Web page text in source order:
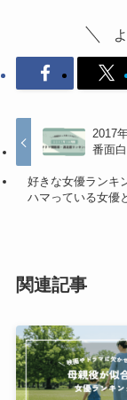
2017
番面
好きな女優ランキ
ハマっている女優
関連記事